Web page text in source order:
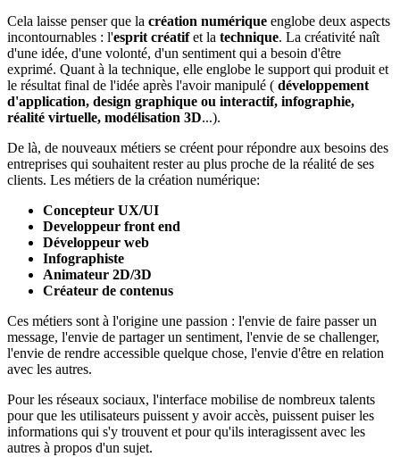
Cela laisse penser que la création numérique englobe deux aspects
incontournables : l'esprit créatifet la technique. La créativité naît
d'une idée, d'une volonté, d'un sentiment qui a besoin d'être
exprimé. Quant à la technique, elle englobe le support qui produit et
le résultat final de l'idée après l'avoir manipulé ( développement
d'application, design graphique ou interactif, infographie,
réalité virtuelle, modélisation 3D...).
De là, de nouveaux métiers se créent pour répondre aux besoins des
entreprises qui souhaitent rester au plus proche de la réalité de ses
clients. Les métiers de la création numérique:
Concepteur UX/UI
Developpeur front end
Développeur web
Infographiste
Animateur 2D/3D
Créateur de contenus
Ces métiers sont à l'origine une passion : l'envie de faire passer un
message, l'envie de partager un sentiment, l'envie de se challenger,
l'envie de rendre accessible quelque chose, l'envie d'être en relation
avec les autres.
Pour les réseaux sociaux, l'interface mobilise de nombreux talents
pour que les utilisateurs puissent y avoir accès, puissent puiser les
informations qui s'y trouvent et pour qu'ils interagissent avec les
autres à propos d'un sujet.